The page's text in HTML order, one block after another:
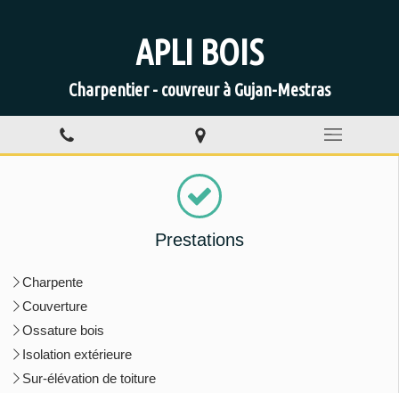
APLI BOIS
Charpentier - couvreur à Gujan-Mestras
Prestations
Charpente
Couverture
Ossature bois
Isolation extérieure
Sur-élévation de toiture